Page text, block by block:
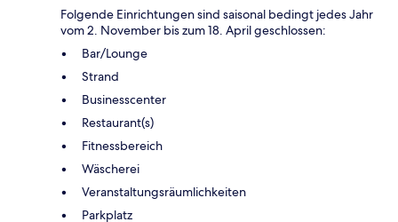
Folgende Einrichtungen sind saisonal bedingt jedes Jahr
vom 2. November bis zum 18. April geschlossen:
Bar/Lounge
Strand
Businesscenter
Restaurant(s)
Fitnessbereich
Wäscherei
Veranstaltungsräumlichkeiten
Parkplatz